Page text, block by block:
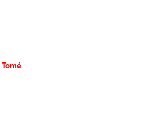
Tomé